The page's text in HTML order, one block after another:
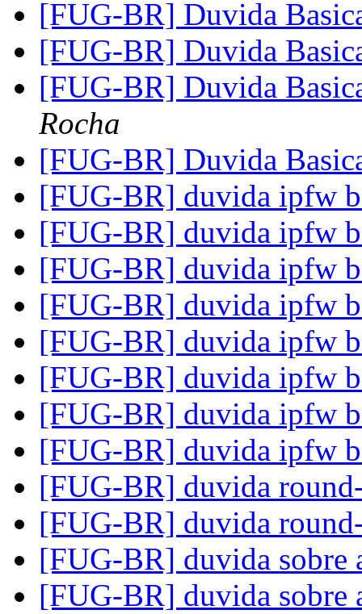
[FUG-BR] Duvida
[FUG-BR] Duvida
[FUG-BR] Duvida
Rocha
[FUG-BR] Duvida
[FUG-BR] duvida ipfw
[FUG-BR] duvida ipfw
[FUG-BR] duvida ipfw
[FUG-BR] duvida ipfw
[FUG-BR] duvida ipfw
[FUG-BR] duvida ipfw
[FUG-BR] duvida ipfw
[FUG-BR] duvida ipfw
[FUG-BR] duvida
[FUG-BR] duvida
[FUG-BR] duvida sobre
[FUG-BR] duvida sobre